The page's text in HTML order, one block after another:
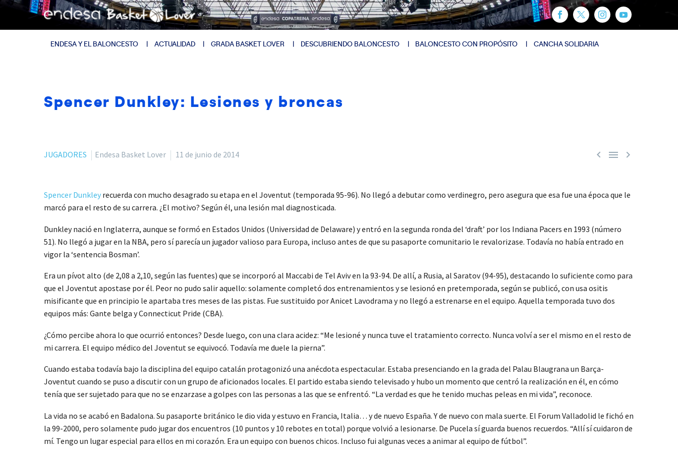
ENDESA Y EL BALONCESTO ACTUALIDAD GRADA BASKET LOVER DESCUBRIENDO BALONCESTO BALONCESTO CON PROPÓSITO CANCHA SOLIDARIA
Spencer Dunkley: Lesiones y broncas
  
JUGADORES Endesa Basket Lover 11 de junio de 2014
Spencer Dunkley recuerda con mucho desagrado su etapa en el Joventut (temporada 95-96). No llegó a debutar como verdinegro, pero asegura que esa fue una época que le
marcó para el resto de su carrera. ¿El motivo? Según él, una lesión mal diagnosticada.
Dunkley nació en Inglaterra, aunque se formó en Estados Unidos (Universidad de Delaware) y entró en la segunda ronda del ‘draft’ por los Indiana Pacers en 1993 (número
51). No llegó a jugar en la NBA, pero sí parecía un jugador valioso para Europa, incluso antes de que su pasaporte comunitario le revalorizase. Todavía no había entrado en
vigor la ‘sentencia Bosman’.
Era un pívot alto (de 2,08 a 2,10, según las fuentes) que se incorporó al Maccabi de Tel Aviv en la 93-94. De allí, a Rusia, al Saratov (94-95), destacando lo suficiente como para
que el Joventut apostase por él. Peor no pudo salir aquello: solamente completó dos entrenamientos y se lesionó en pretemporada, según se publicó, con usa ositis
misificante que en principio le apartaba tres meses de las pistas. Fue sustituido por Anicet Lavodrama y no llegó a estrenarse en el equipo. Aquella temporada tuvo dos
equipos más: Gante belga y Connecticut Pride (CBA).
¿Cómo percibe ahora lo que ocurrió entonces? Desde luego, con una clara acidez: “Me lesioné y nunca tuve el tratamiento correcto. Nunca volví a ser el mismo en el resto de
mi carrera. El equipo médico del Joventut se equivocó. Todavía me duele la pierna”.
Cuando estaba todavía bajo la disciplina del equipo catalán protagonizó una anécdota espectacular. Estaba presenciando en la grada del Palau Blaugrana un Barça-
Joventut cuando se puso a discutir con un grupo de aficionados locales. El partido estaba siendo televisado y hubo un momento que centró la realización en él, en cómo
tenía que ser sujetado para que no se enzarzase a golpes con las personas a las que se enfrentó. “La verdad es que he tenido muchas peleas en mi vida”, reconoce.
La vida no se acabó en Badalona. Su pasaporte británico le dio vida y estuvo en Francia, Italia… y de nuevo España. Y de nuevo con mala suerte. El Forum Valladolid le fichó en
la 99-2000, pero solamente pudo jugar dos encuentros (10 puntos y 10 rebotes en total) porque volvió a lesionarse. De Pucela sí guarda buenos recuerdos. “Allí sí cuidaron de
mí. Tengo un lugar especial para ellos en mi corazón. Era un equipo con buenos chicos. Incluso fui algunas veces a animar al equipo de fútbol”.